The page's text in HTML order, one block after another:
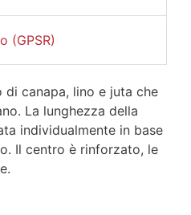
(GPSR)
canapa, lino e juta che
La lunghezza della
individualmente in base
Il centro è rinforzato, le